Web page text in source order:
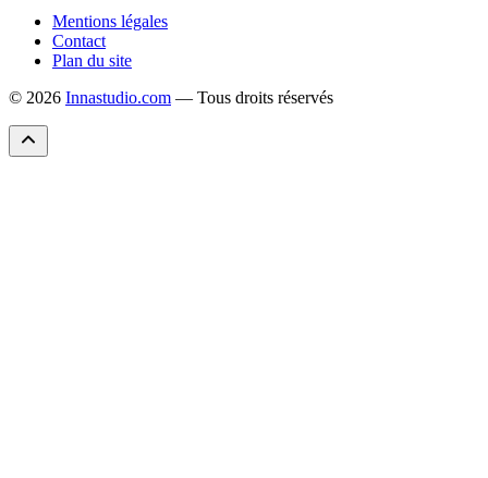
Mentions légales
Contact
Plan du site
© 2026 Innastudio.com — Tous droits réservés